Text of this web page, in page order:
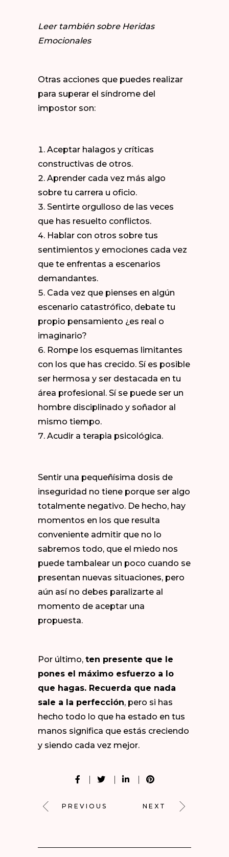
Leer también sobre Heridas
Emocionales
Otras acciones que puedes realizar
para superar el síndrome del
impostor son:
Aceptar halagos y críticas
constructivas de otros.
Aprender cada vez más algo
sobre tu carrera u oficio.
Sentirte orgulloso de las veces
que has resuelto conflictos.
Hablar con otros sobre tus
sentimientos y emociones cada vez
que te enfrentas a escenarios
demandantes.
Cada vez que pienses en algún
escenario catastrófico, debate tu
propio pensamiento ¿es real o
imaginario?
Rompe los esquemas limitantes
con los que has crecido. Sí es posible
ser hermosa y ser destacada en tu
área profesional. Sí se puede ser un
hombre disciplinado y soñador al
mismo tiempo.
Acudir a terapia psicológica.
Sentir una pequeñísima dosis de
inseguridad no tiene porque ser algo
totalmente negativo. De hecho, hay
momentos en los que resulta
conveniente admitir que no lo
sabremos todo, que el miedo nos
puede tambalear un poco cuando se
presentan nuevas situaciones, pero
aún así no debes paralizarte al
momento de aceptar una
propuesta.
Por último, ten presente que le
pones el máximo esfuerzo a lo
que hagas. Recuerda que nada
sale a la perfección, pero si has
hecho todo lo que ha estado en tus
manos significa que estás creciendo
y siendo cada vez mejor.
PREVIOUS NEXT